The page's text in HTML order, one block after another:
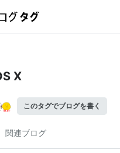
X
このタグでブログを書く
関連ブログ